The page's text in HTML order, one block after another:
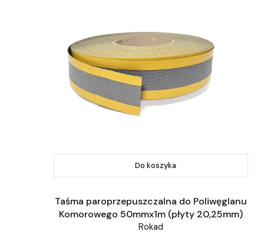
Do koszyka
Taśma paroprzepuszczalna do Poliwęglanu
Komorowego 50mmx1m (płyty 20,25mm)
Rokad